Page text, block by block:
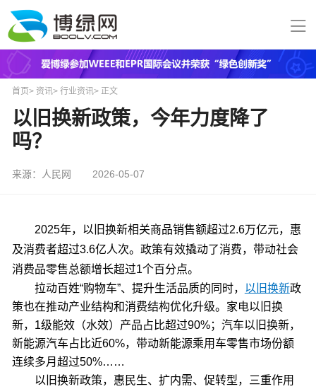
首页> 资讯> 行业资讯> 正文
以旧换新政策，今年力度降了
吗？
来源：人民网 2026-05-07
2025年，以旧换新相关商品销售额超过2.6万亿元，惠
及消费者超过3.6亿人次。政策有效撬动了消费，带动社会
消费品零售总额增长超过1个百分点。
拉动百姓“购物车”、提升生活品质的同时， 以旧换新政
策也在推动产业结构和消费结构优化升级。家电以旧换
新，1级能效（水效）产品占比超过90%；汽车以旧换新，
新能源汽车占比近60%，带动新能源乘用车零售市场份额
连续多月超过50%……
以旧换新政策，惠民生、扩内需、促转型，三重作用